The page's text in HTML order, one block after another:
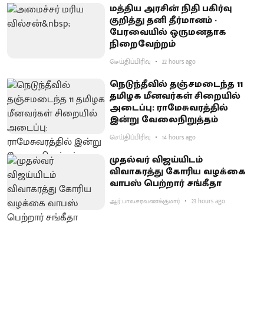
மத்திய அரசின் நிதி பகிர்வு
குறித்து தனி தீர்மானம் -
பேரவையில் ஒருமனதாக
நிறைவேற்றம்
செய்திப்பிரிவு 22 hours ago
நெடுந்தீவில் தஞ்சமடைந்த 11
தமிழக மீனவர்கள் சிறையில்
அடைப்பு: ராமேசுவரத்தில்
இன்று வேலைநிறுத்தம்
செய்திப்பிரிவு 14 hours ago
முதல்வர் விஜய்யிடம்
விவாகரத்து கோரிய வழக்கை
வாபஸ் பெற்றார் சங்கீதா
ஆர்.பாலசரவணக்குமார் 23 hours ago